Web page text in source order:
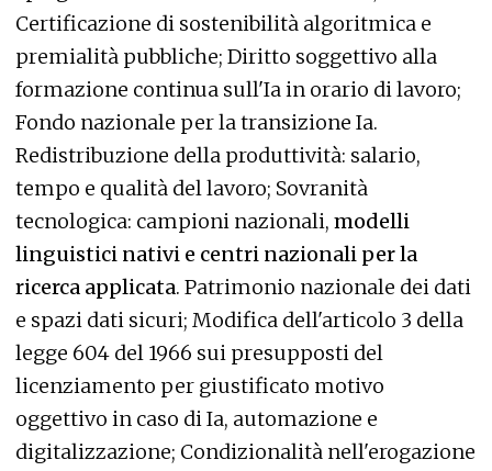
Certificazione di sostenibilità algoritmica e
premialità pubbliche; Diritto soggettivo alla
formazione continua sull'Ia in orario di lavoro;
Fondo nazionale per la transizione Ia.
Redistribuzione della produttività: salario,
tempo e qualità del lavoro; Sovranità
tecnologica: campioni nazionali, modelli
linguistici nativi e centri nazionali per la
ricerca applicata. Patrimonio nazionale dei dati
e spazi dati sicuri; Modifica dell'articolo 3 della
legge 604 del 1966 sui presupposti del
licenziamento per giustificato motivo
oggettivo in caso di Ia, automazione e
digitalizzazione; Condizionalità nell'erogazione